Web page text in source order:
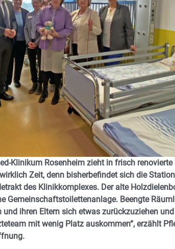
Klinikum Rosenheim zieht in frisch
Zeit, denn bisherbefindet sich die
des Klinikkomplexes. Der alte
Gemeinschaftstoilettenanlage. Beengte
und ihren Eltern sich etwas zurückzuziehen
mit wenig Platz auskommen“, erzählt